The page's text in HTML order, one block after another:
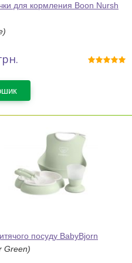
для кормления Boon Nursh
посуду BabyBjorn
Green)